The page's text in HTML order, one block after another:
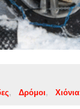
Δρόμοι Χιόνια